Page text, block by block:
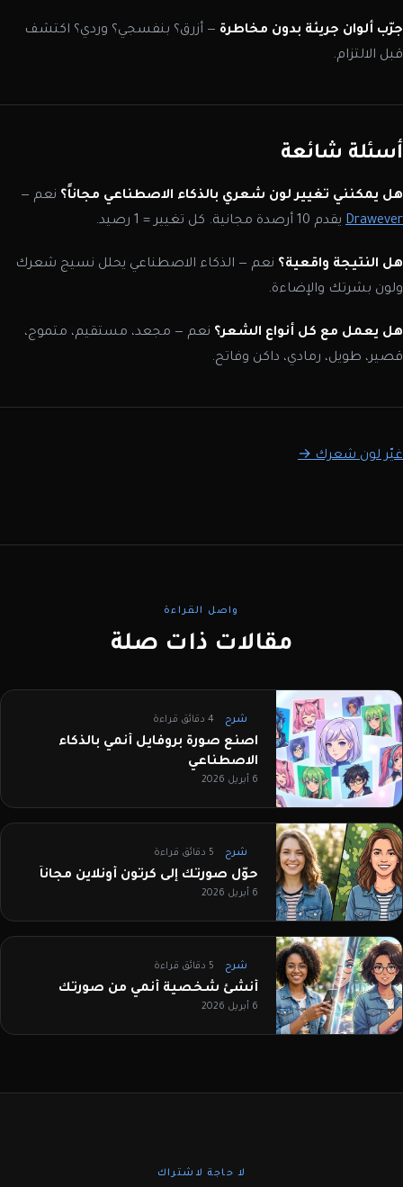
جرّب ألوان جريئة بدون مخاطرة — أزرق؟ بنفسجي؟ وردي؟ اكتشف
قبل الالتزام.
أسئلة شائعة
هل يمكنني تغيير لون شعري بالذكاء الاصطناعي مجاناً؟ نعم —
Drawever يقدم 10 أرصدة مجانية. كل تغيير = 1 رصيد.
هل النتيجة واقعية؟ نعم — الذكاء الاصطناعي يحلل نسيج شعرك
ولون بشرتك والإضاءة.
هل يعمل مع كل أنواع الشعر؟ نعم — مجعد، مستقيم، متموج،
قصير، طويل، رمادي، داكن وفاتح.
غيّر لون شعرك →
واصل القراءة
مقالات ذات صلة
شرح 4 دقائق قراءة
اصنع صورة بروفايل أنمي بالذكاء
الاصطناعي
6 أبريل 2026
شرح 5 دقائق قراءة
حوّل صورتك إلى كرتون أونلاين مجاناً
6 أبريل 2026
شرح 5 دقائق قراءة
أنشئ شخصية أنمي من صورتك
6 أبريل 2026
لا حاجة لاشتراك